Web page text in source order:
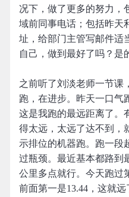
况下，做了更多的努力，
域前同事电话；包括昨天
址，给部门主管写邮件适
自己，做到最好了吗？是
之前听了刘淡老师一节课
跑，在进步。昨天一口气
这是我跑的最远距离了。
得太远，太远了达不到，
示排位的机器跑。跑一段
过瓶颈。最近基本都路到
公里多点就行。今天跑过
前面第一是13.44，这就